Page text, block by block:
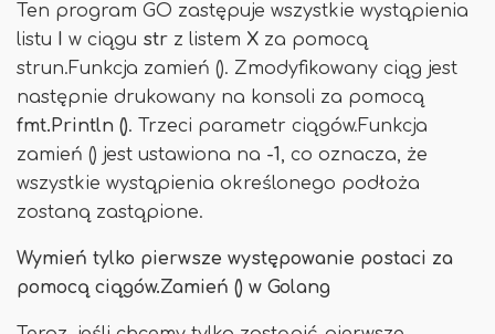
Ten program GO zastępuje wszystkie wystąpienia
listu I w ciągu str z listem X za pomocą
strun.Funkcja zamień (). Zmodyfikowany ciąg jest
następnie drukowany na konsoli za pomocą
fmt.Println (). Trzeci parametr ciągów.Funkcja
zamień () jest ustawiona na -1, co oznacza, że ​​
wszystkie wystąpienia określonego podłoża
zostaną zastąpione.
Wymień tylko pierwsze występowanie postaci za
pomocą ciągów.Zamień () w Golang